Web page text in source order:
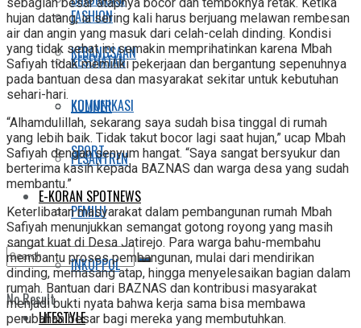
FASHION
KESEHATAN
KULINER
SPORT
E-KORAN SPOTNEWS
No Result
KEBANGSAAN
KOMUNIKASI
PESANTREN
PEMILU
INKOPPOL
LIFESTYLE
sebagian besar atapnya bocor dan temboknya retak. Ketika
hujan datang, ia sering kali harus berjuang melawan rembesan
air dan angin yang masuk dari celah-celah dinding. Kondisi
yang tidak sehat ini semakin memprihatinkan karena Mbah
Safiyah tidak memiliki pekerjaan dan bergantung sepenuhnya
pada bantuan desa dan masyarakat sekitar untuk kebutuhan
sehari-hari.
“Alhamdulillah, sekarang saya sudah bisa tinggal di rumah
yang lebih baik. Tidak takut bocor lagi saat hujan,” ucap Mbah
Safiyah dengan senyum hangat. “Saya sangat bersyukur dan
berterima kasih kepada BAZNAS dan warga desa yang sudah
membantu.”
Keterlibatan masyarakat dalam pembangunan rumah Mbah
Safiyah menunjukkan semangat gotong royong yang masih
sangat kuat di Desa Jatirejo. Para warga bahu-membahu
membantu proses pembangunan, mulai dari mendirikan
dinding, memasang atap, hingga menyelesaikan bagian dalam
rumah. Bantuan dari BAZNAS dan kontribusi masyarakat
menjadi bukti nyata bahwa kerja sama bisa membawa
perubahan besar bagi mereka yang membutuhkan.